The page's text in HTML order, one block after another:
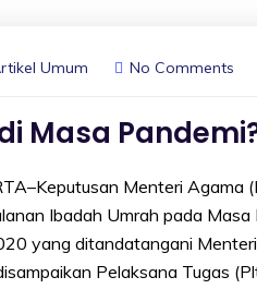
Umum No Comments
Masa
Menteri
Ibadah Umrah pada
yang ditandatangani
Pelaksana Tugas